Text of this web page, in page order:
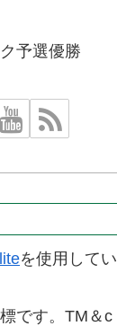
予選優勝
を使用してい
です。TM＆c